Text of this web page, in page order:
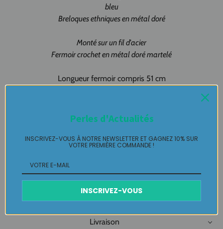
bleu
Breloques ethniques en métal doré
Monté sur un fil d'acier
Fermoir crochet en métal doré martelé
Longueur fermoir compris 51 cm
Création artisanale 100% fait-main
Collier Murano pièce unique LABELLE IKEYA
jamais porté que par celle qui l'adopte et s'en pare ….
Plaisir de Créer, Désir de Plaire !
Livraison
Perles d'Actualités
INSCRIVEZ-VOUS À NOTRE NEWSLETTER ET GAGNEZ 10% SUR
VOTRE PREMIÈRE COMMANDE !
INSCRIVEZ-VOUS